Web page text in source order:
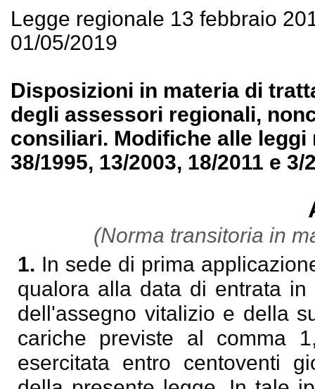
Legge regionale 13 febbraio
01/05/2019
Disposizioni in materia di
degli assessori regionali,
consiliari. Modifiche alle leggi
38/1995, 13/2003, 18/2011 e 3/
(Norma transitoria in
1. In sede di prima
qualora alla data di entrata
dell'assegno vitalizio e della
cariche previste al comma
esercitata entro centoventi